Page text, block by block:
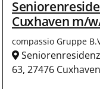
Cuxhaven m/
compassio Gruppe
63, 27476 Cuxhaven